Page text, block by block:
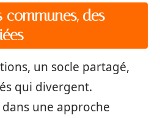
communes, des
un socle partagé,
qui divergent.
dans une approche